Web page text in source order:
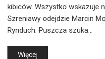
kibiców. Wszystko wskazuje
Szreniawy odejdzie Marcin
Rynduch. Puszcza szuka…
Więcej